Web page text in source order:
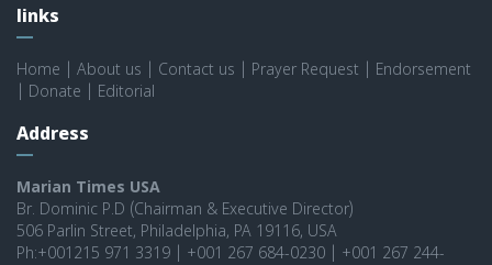
links
Home About us Contact us Prayer Request
Endorsement
Donate Editorial
Address
Marian Times USA
Br. Dominic P.D (Chairman & Executive Director)
506 Parlin Street, Philadelphia, PA 19116, USA
Ph:+001215 971 3319 | +001 267 684-0230 | +001 267 244-